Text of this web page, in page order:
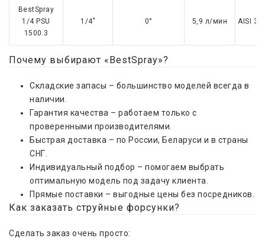
BestSpray
1/4 PSU
1500.3
1/4" 0° 5,9 л/мин AISI
Почему выбирают «BestSpray»?
Складские запасы – большинство моделей всегда в
наличии.
Гарантия качества – работаем только с
проверенными производителями.
Быстрая доставка – по России, Беларуси и в страны
СНГ.
Индивидуальный подбор – помогаем выбрать
оптимальную модель под задачу клиента.
Прямые поставки – выгодные цены без посредников.
Как заказать струйные форсунки?
Сделать заказ очень просто: